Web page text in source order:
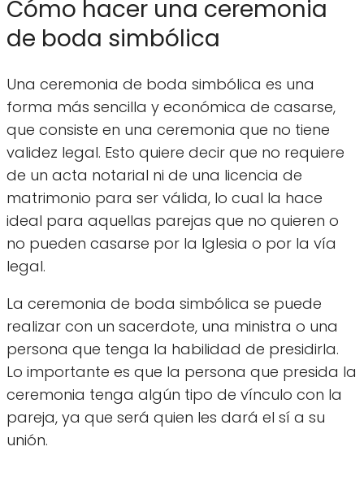
Cómo hacer una ceremonia
de boda simbólica
Una ceremonia de boda simbólica es una
forma más sencilla y económica de casarse,
que consiste en una ceremonia que no tiene
validez legal. Esto quiere decir que no requiere
de un acta notarial ni de una licencia de
matrimonio para ser válida, lo cual la hace
ideal para aquellas parejas que no quieren o
no pueden casarse por la Iglesia o por la vía
legal.
La ceremonia de boda simbólica se puede
realizar con un sacerdote, una ministra o una
persona que tenga la habilidad de presidirla.
Lo importante es que la persona que presida la
ceremonia tenga algún tipo de vínculo con la
pareja, ya que será quien les dará el sí a su
unión.